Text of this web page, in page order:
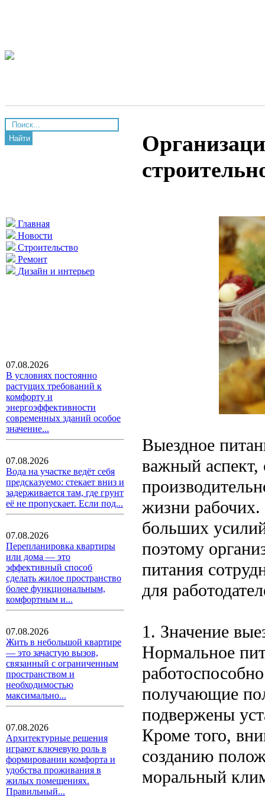
Найти
Главная
Новости
Строительство
Ремонт
Дизайн и интерьер
07.08.2026
В условиях постоянно
растущих требований к
комфорту и
энергоэффективности
современных зданий особое
значение...
07.08.2026
Вода на участке ведёт себя
предсказуемо: стекает вниз и
задерживается там, где грунт
её не пропускает. Если под...
07.08.2026
Перепланировка квартиры
или дома — это
эффективный способ
сделать жилое пространство
более функциональным,
комфортным и...
07.08.2026
Жить в небольшой квартире
— это зачастую вызов,
связанный с ограниченным
пространством и
необходимостью
максимально...
07.08.2026
Архитектурные решения
играют ключевую роль в
формировании комфорта и
удобства проживания в
жилых помещениях.
Правильный...
Выездное
важный
жизни рабочих.
больших
поэтому
питания
для
1. Значение
Нормальное
получающие
подвержены
Кроме того,
созданию
моральный